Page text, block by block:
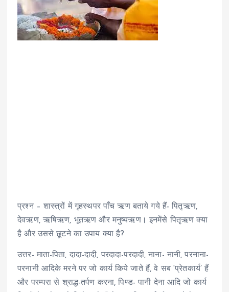
प्रश्न – शास्त्रों में गृहस्थपर पाँच ऋण बताये गये हैं- पितृऋण,
देवऋण, ऋषिऋण, भूतऋण और मनुष्यऋण। इनमेंसे पितृऋण क्या
है और उससे छूटने का उपाय क्या है?
उत्तर- माता-पिता, दादा-दादी, परदादा-परदादी, नाना- नानी, परनाना-
परनानी आदिके मरने पर जो कार्य किये जाते हैं, वे सब ‘प्रेतकार्य’ हैं
और परम्परा से श्राद्ध-तर्पण करना, पिण्ड- पानी देना आदि जो कार्य